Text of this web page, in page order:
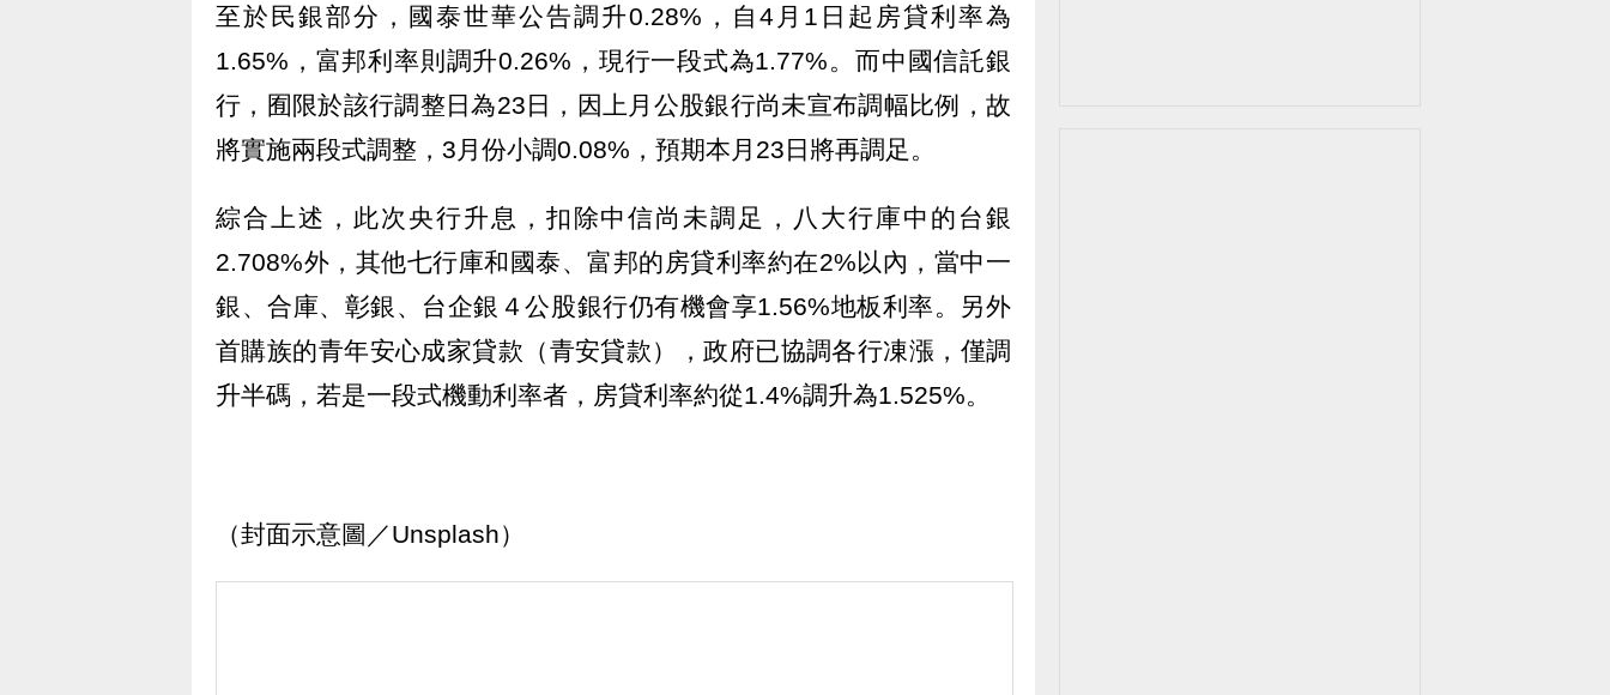
至於民銀部分，國泰世華公告調升0.28%，自4月1日起房貸利率為
1.65%，富邦利率則調升0.26%，現行一段式為1.77%。而中國信託銀
行，囿限於該行調整日為23日，因上月公股銀行尚未宣布調幅比例，故
將實施兩段式調整，3月份小調0.08%，預期本月23日將再調足。
綜合上述，此次央行升息，扣除中信尚未調足，八大行庫中的台銀
2.708%外，其他七行庫和國泰、富邦的房貸利率約在2%以內，當中一
銀、合庫、彰銀、台企銀４公股銀行仍有機會享1.56%地板利率。另外
首購族的青年安心成家貸款（青安貸款），政府已協調各行凍漲，僅調
升半碼，若是一段式機動利率者，房貸利率約從1.4%調升為1.525%。
（封面示意圖／Unsplash）